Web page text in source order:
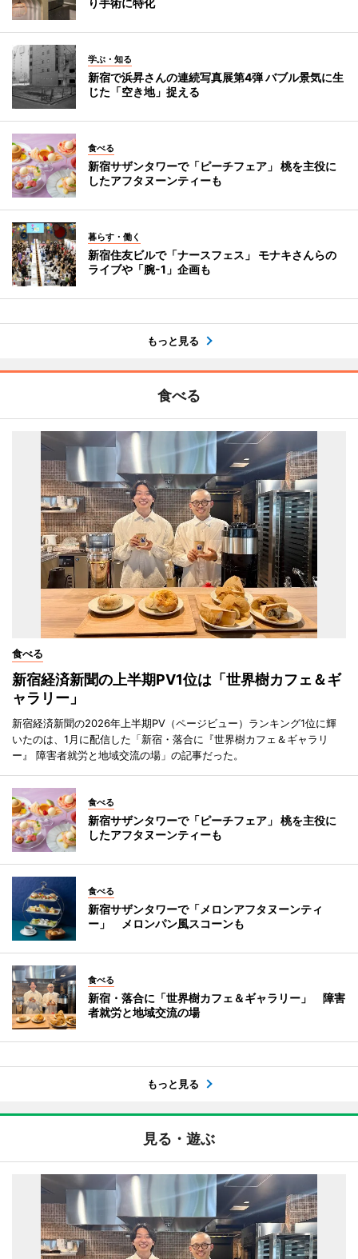
り手術に特化
学ぶ・知る
新宿で浜昇さんの連続写真展第4弾 バブル景気に生
じた「空き地」捉える
食べる
新宿サザンタワーで「ピーチフェア」 桃を主役に
したアフタヌーンティーも
暮らす・働く
新宿住友ビルで「ナースフェス」 モナキさんらの
ライブや「腕-1」企画も
もっと見る
食べる
食べる
新宿経済新聞の上半期PV1位は「世界樹カフェ＆ギ
ャラリー」
新宿経済新聞の2026年上半期PV（ページビュー）ランキング1位に輝
いたのは、1月に配信した「新宿・落合に『世界樹カフェ＆ギャラリ
ー』 障害者就労と地域交流の場」の記事だった。
食べる
新宿サザンタワーで「ピーチフェア」 桃を主役に
したアフタヌーンティーも
食べる
新宿サザンタワーで「メロンアフタヌーンティ
ー」 メロンパン風スコーンも
食べる
新宿・落合に「世界樹カフェ＆ギャラリー」 障害
者就労と地域交流の場
もっと見る
見る・遊ぶ